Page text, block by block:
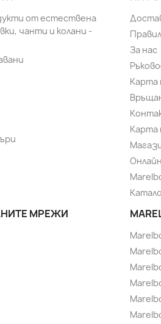
от естествена
чанти и колани -
За нас
Карта
Карта
МРЕЖИ